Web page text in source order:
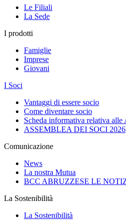
Le Filiali
La Sede
I prodotti
Famiglie
Imprese
Giovani
I Soci
Vantaggi di essere socio
Come diventare socio
Scheda informativa relativa alle
ASSEMBLEA DEI SOCI 2026
Comunicazione
News
La nostra Mutua
BCC ABRUZZESE LE
La Sostenibilità
La Sostenibilità